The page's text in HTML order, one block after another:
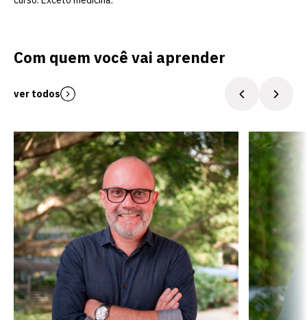
Com quem você vai aprender
ver todos
vagas a partir do 2º ano de curso